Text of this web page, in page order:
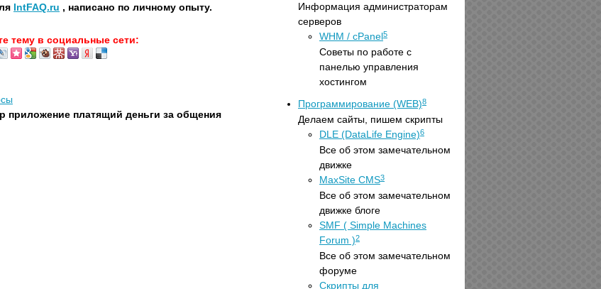
IntFAQ.ru , написано по личному опыту.
тему в социальные сети:
приложение платящий деньги за общения
Информация администраторам
серверов
WHM / cPanel5
Советы по работе с
панелью управления
хостингом
Программирование (WEB)8
Делаем сайты, пишем скрипты
DLE (DataLife Engine)6
Все об этом замечательном
движке
MaxSite CMS3
Все об этом замечательном
движке блоге
SMF ( Simple Machines
Forum )2
Все об этом замечательном
форуме
Скрипты для